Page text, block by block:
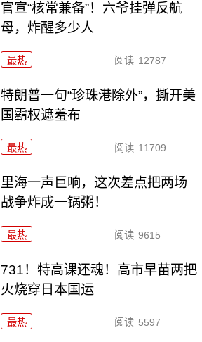
官宣“核常兼备”！六爷挂弹反航
母，炸醒多少人
最热 阅读 12787
特朗普一句“珍珠港除外”，撕开美
国霸权遮羞布
最热 阅读 11709
里海一声巨响，这次差点把两场
战争炸成一锅粥！
最热 阅读 9615
731！特高课还魂！高市早苗两把
火烧穿日本国运
最热 阅读 5597